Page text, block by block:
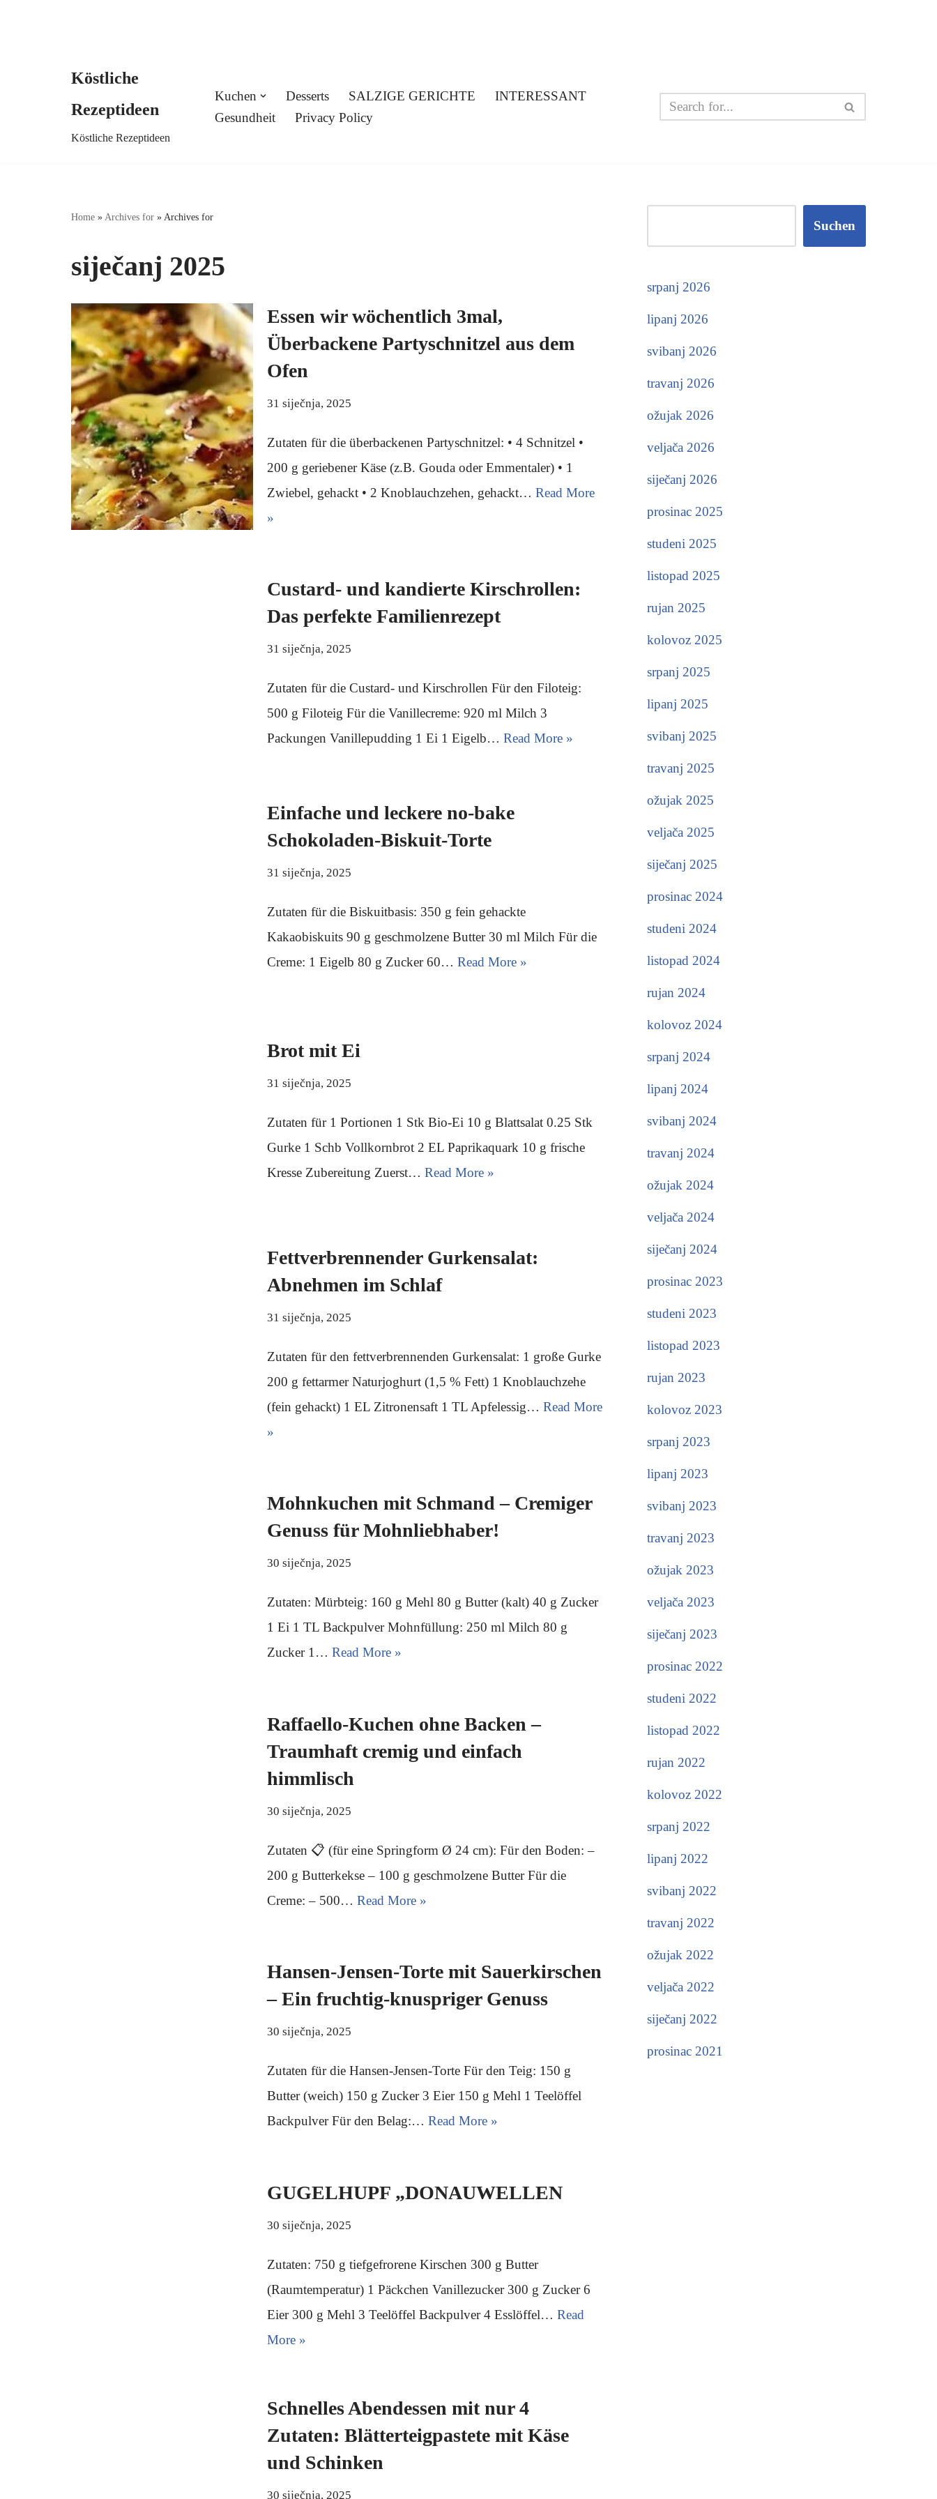
Köstliche
Rezeptideen
Köstliche Rezeptideen
Kuchen Desserts SALZIGE GERICHTE
INTERESSANT
Gesundheit
Privacy Policy
Home » Archives for » Archives for
siječanj 2025
Essen wir wöchentlich 3mal,
Überbackene Partyschnitzel aus dem
Ofen
31 siječnja, 2025
Zutaten für die überbackenen Partyschnitzel: • 4 Schnitzel •
200 g geriebener Käse (z.B. Gouda oder Emmentaler) • 1
Zwiebel, gehackt • 2 Knoblauchzehen, gehackt… Read More
»
Custard- und kandierte Kirschrollen:
Das perfekte Familienrezept
31 siječnja, 2025
Zutaten für die Custard- und Kirschrollen Für den Filoteig:
500 g Filoteig Für die Vanillecreme: 920 ml Milch 3
Packungen Vanillepudding 1 Ei 1 Eigelb… Read More »
Einfache und leckere no-bake
Schokoladen-Biskuit-Torte
31 siječnja, 2025
Zutaten für die Biskuitbasis: 350 g fein gehackte
Kakaobiskuits 90 g geschmolzene Butter 30 ml Milch Für die
Creme: 1 Eigelb 80 g Zucker 60… Read More »
Brot mit Ei
31 siječnja, 2025
Zutaten für 1 Portionen 1 Stk Bio-Ei 10 g Blattsalat 0.25 Stk
Gurke 1 Schb Vollkornbrot 2 EL Paprikaquark 10 g frische
Kresse Zubereitung Zuerst… Read More »
Fettverbrennender Gurkensalat:
Abnehmen im Schlaf
31 siječnja, 2025
Zutaten für den fettverbrennenden Gurkensalat: 1 große Gurke
200 g fettarmer Naturjoghurt (1,5 % Fett) 1 Knoblauchzehe
(fein gehackt) 1 EL Zitronensaft 1 TL Apfelessig… Read More
»
Mohnkuchen mit Schmand – Cremiger
Genuss für Mohnliebhaber!
30 siječnja, 2025
Zutaten: Mürbteig: 160 g Mehl 80 g Butter (kalt) 40 g Zucker
1 Ei 1 TL Backpulver Mohnfüllung: 250 ml Milch 80 g
Zucker 1… Read More »
Raffaello-Kuchen ohne Backen –
Traumhaft cremig und einfach
himmlisch
30 siječnja, 2025
Zutaten 📋 (für eine Springform Ø 24 cm): Für den Boden: –
200 g Butterkekse – 100 g geschmolzene Butter Für die
Creme: – 500… Read More »
Hansen-Jensen-Torte mit Sauerkirschen
– Ein fruchtig-knuspriger Genuss
30 siječnja, 2025
Zutaten für die Hansen-Jensen-Torte Für den Teig: 150 g
Butter (weich) 150 g Zucker 3 Eier 150 g Mehl 1 Teelöffel
Backpulver Für den Belag:… Read More »
GUGELHUPF „DONAUWELLEN
30 siječnja, 2025
Zutaten: 750 g tiefgefrorene Kirschen 300 g Butter
(Raumtemperatur) 1 Päckchen Vanillezucker 300 g Zucker 6
Eier 300 g Mehl 3 Teelöffel Backpulver 4 Esslöffel… Read
More »
Schnelles Abendessen mit nur 4
Zutaten: Blätterteigpastete mit Käse
und Schinken
30 siječnja, 2025
Suchen
srpanj 2026
lipanj 2026
svibanj 2026
travanj 2026
ožujak 2026
veljača 2026
siječanj 2026
prosinac 2025
studeni 2025
listopad 2025
rujan 2025
kolovoz 2025
srpanj 2025
lipanj 2025
svibanj 2025
travanj 2025
ožujak 2025
veljača 2025
siječanj 2025
prosinac 2024
studeni 2024
listopad 2024
rujan 2024
kolovoz 2024
srpanj 2024
lipanj 2024
svibanj 2024
travanj 2024
ožujak 2024
veljača 2024
siječanj 2024
prosinac 2023
studeni 2023
listopad 2023
rujan 2023
kolovoz 2023
srpanj 2023
lipanj 2023
svibanj 2023
travanj 2023
ožujak 2023
veljača 2023
siječanj 2023
prosinac 2022
studeni 2022
listopad 2022
rujan 2022
kolovoz 2022
srpanj 2022
lipanj 2022
svibanj 2022
travanj 2022
ožujak 2022
veljača 2022
siječanj 2022
prosinac 2021